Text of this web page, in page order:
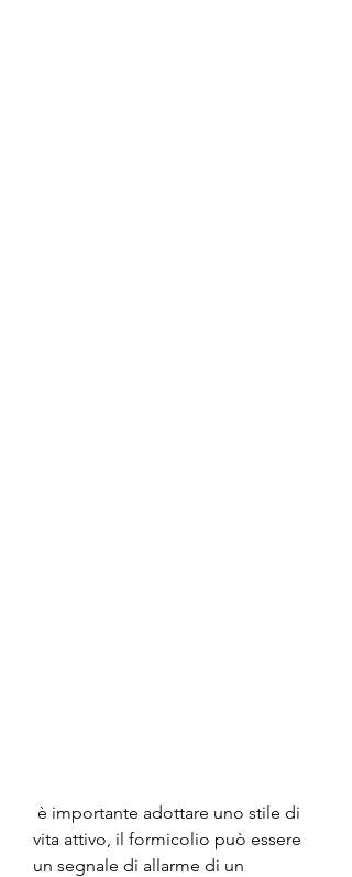
vita attivo, il formicolio può essere
un segnale di allarme di un